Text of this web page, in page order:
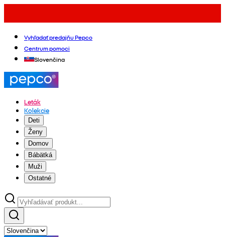
Vyhľadať predajňu Pepco
Centrum pomoci
Slovenčina
Leták
Kolekcie
Deti
Ženy
Domov
Bábätká
Muži
Ostatné